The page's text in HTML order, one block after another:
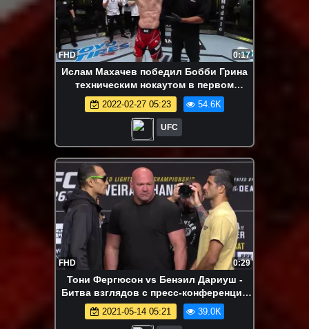
FHD 0:17
Ислам Махачев победил Бобби Грина
техническим нокаутом в первом
раунде!
2022-02-27 05:23 54.6K
UFC
FHD 0:29
Тони Фергюсон vs Бенэил Дариуш -
Битва взглядов с пресс-конференции
перед UFC 262
2021-05-14 05:21 39.0K